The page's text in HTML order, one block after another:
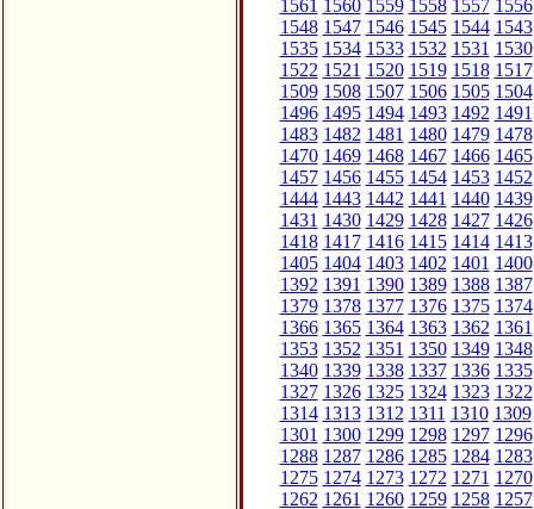
1561 1560 1559 1558 1557 1556
1548 1547 1546 1545 1544 1543
1535 1534 1533 1532 1531 1530
1522 1521 1520 1519 1518 1517
1509 1508 1507 1506 1505 1504
1496 1495 1494 1493 1492 1491
1483 1482 1481 1480 1479 1478
1470 1469 1468 1467 1466 1465
1457 1456 1455 1454 1453 1452
1444 1443 1442 1441 1440 1439
1431 1430 1429 1428 1427 1426
1418 1417 1416 1415 1414 1413
1405 1404 1403 1402 1401 1400
1392 1391 1390 1389 1388 1387
1379 1378 1377 1376 1375 1374
1366 1365 1364 1363 1362 1361
1353 1352 1351 1350 1349 1348
1340 1339 1338 1337 1336 1335
1327 1326 1325 1324 1323 1322
1314 1313 1312 1311 1310 1309
1301 1300 1299 1298 1297 1296
1288 1287 1286 1285 1284 1283
1275 1274 1273 1272 1271 1270
1262 1261 1260 1259 1258 1257